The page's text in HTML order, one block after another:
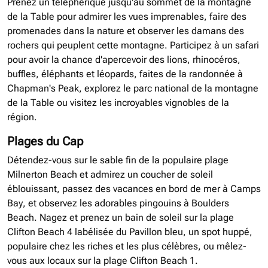
Prenez un téléphérique jusqu'au sommet de la montagne
de la Table pour admirer les vues imprenables, faire des
promenades dans la nature et observer les damans des
rochers qui peuplent cette montagne. Participez à un safari
pour avoir la chance d'apercevoir des lions, rhinocéros,
buffles, éléphants et léopards, faites de la randonnée à
Chapman's Peak, explorez le parc national de la montagne
de la Table ou visitez les incroyables vignobles de la
région.
Plages du Cap
Détendez-vous sur le sable fin de la populaire plage
Milnerton Beach et admirez un coucher de soleil
éblouissant, passez des vacances en bord de mer à Camps
Bay, et observez les adorables pingouins à Boulders
Beach. Nagez et prenez un bain de soleil sur la plage
Clifton Beach 4 labélisée du Pavillon bleu, un spot huppé,
populaire chez les riches et les plus célèbres, ou mêlez-
vous aux locaux sur la plage Clifton Beach 1.